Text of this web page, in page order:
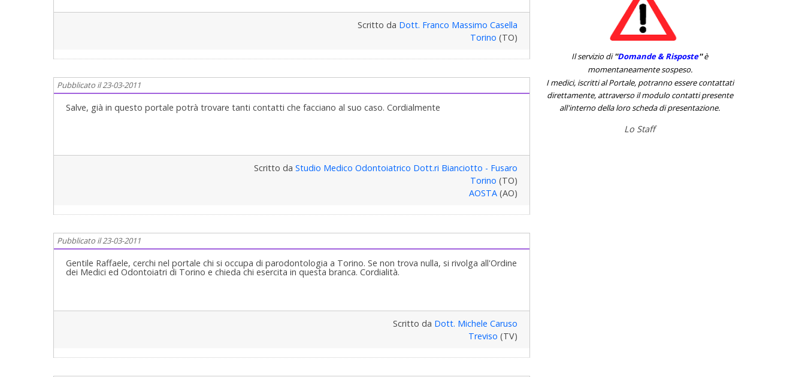
Scritto da Dott. Franco Massimo Casella
Torino (TO)
Pubblicato il 23-03-2011
Salve, già in questo portale potrà trovare tanti contatti che facciano al suo caso. Cordialmente
Scritto da Studio Medico Odontoiatrico Dott.ri Bianciotto - Fusaro
Torino (TO)
AOSTA(AO)
Pubblicato il 23-03-2011
Gentile Raffaele, cerchi nel portale chi si occupa di parodontologia a Torino. Se non trova nulla, si rivolga all'Ordine
dei Medici ed Odontoiatri di Torino e chieda chi esercita in questa branca. Cordialità.
Scritto da Dott. Michele Caruso
Treviso (TV)
Il servizio di''Domande & Risposte''è
momentaneamente sospeso.
I medici, iscritti al Portale, potranno essere contattati
direttamente, attraverso il modulo contatti presente
all'interno della loro scheda di presentazione.
Lo Staff